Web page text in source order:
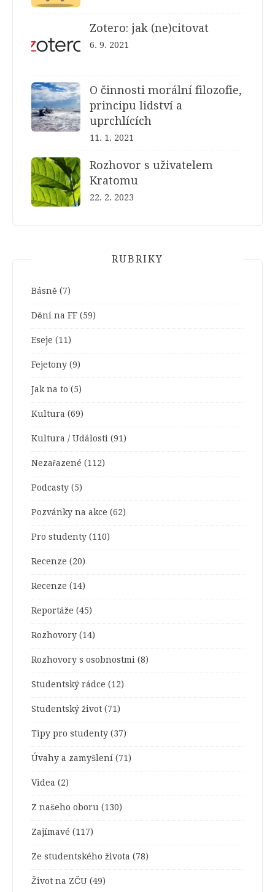
Zotero: jak (ne)citovat
6. 9. 2021
O činnosti morální filozofie,
principu lidství a
uprchlících
11. 1. 2021
Rozhovor s uživatelem
Kratomu
22. 2. 2023
RUBRIKY
Básně (7)
Dění na FF (59)
Eseje (11)
Fejetony (9)
Jak na to (5)
Kultura (69)
Kultura / Události (91)
Nezařazené (112)
Podcasty (5)
Pozvánky na akce (62)
Pro studenty (110)
Recenze (20)
Recenze (14)
Reportáže (45)
Rozhovory (14)
Rozhovory s osobnostmi (8)
Studentský rádce (12)
Studentský život (71)
Tipy pro studenty (37)
Úvahy a zamyšlení (71)
Videa (2)
Z našeho oboru (130)
Zajímavé (117)
Ze studentského života (78)
Život na ZČU (49)